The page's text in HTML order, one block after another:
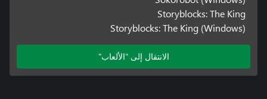
Storyblocks: The King
Storyblocks: The King (Windows)
الانتقال إلى "الألعاب"